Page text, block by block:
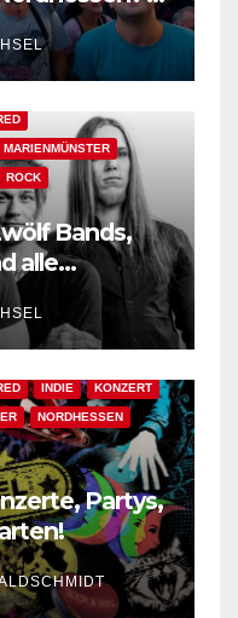
MARIENMÜNSTER
ROCK
Bands,
alle
INDIE KONZERT
NORDHESSEN
Partys,